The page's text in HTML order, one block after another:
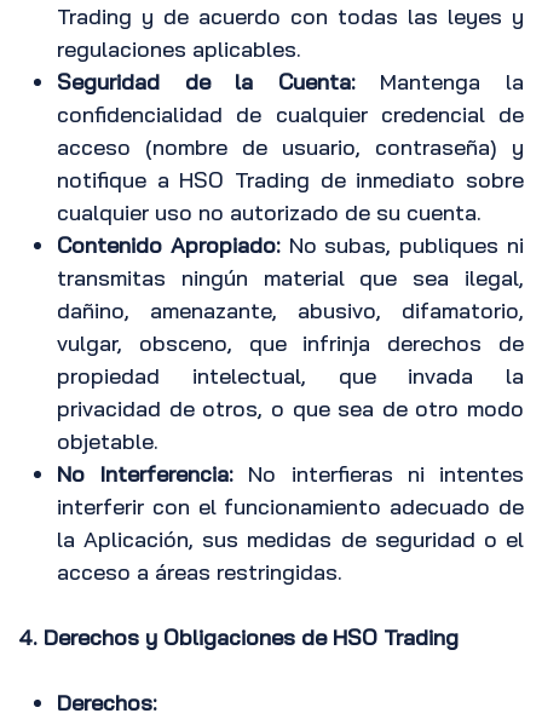
Trading y de acuerdo con todas las leyes y
regulaciones aplicables.
Seguridad de la Cuenta: Mantenga la
confidencialidad de cualquier credencial de
acceso (nombre de usuario, contraseña) y
notifique a HSO Trading de inmediato sobre
cualquier uso no autorizado de su cuenta.
Contenido Apropiado: No subas, publiques ni
transmitas ningún material que sea ilegal,
dañino, amenazante, abusivo, difamatorio,
vulgar, obsceno, que infrinja derechos de
propiedad intelectual, que invada la
privacidad de otros, o que sea de otro modo
objetable.
No Interferencia: No interfieras ni intentes
interferir con el funcionamiento adecuado de
la Aplicación, sus medidas de seguridad o el
acceso a áreas restringidas.
4. Derechos y Obligaciones de HSO Trading
Derechos: